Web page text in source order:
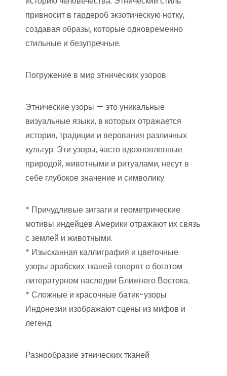
привносит в гардероб экзотическую нотку,
создавая образы, которые одновременно
стильные и безупречные.
Погружение в мир этнических узоров
Этнические узоры — это уникальные
визуальные языки, в которых отражается
история, традиции и верования различных
культур. Эти узоры, часто вдохновленные
природой, животными и ритуалами, несут в
себе глубокое значение и символику.
* Причудливые зигзаги и геометрические
мотивы индейцев Америки отражают их связь
с землей и животными.
* Изысканная каллиграфия и цветочные
узоры арабских тканей говорят о богатом
литературном наследии Ближнего Востока.
* Сложные и красочные батик-узоры
Индонезии изображают сцены из мифов и
легенд.
Разнообразие этнических тканей